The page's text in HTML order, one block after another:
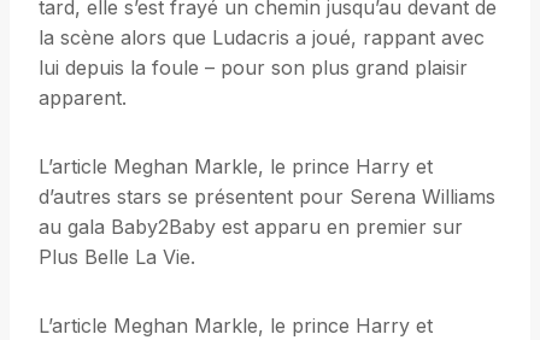
tard, elle s’est frayé un chemin jusqu’au devant de
la scène alors que Ludacris a joué, rappant avec
lui depuis la foule – pour son plus grand plaisir
apparent.
L’article Meghan Markle, le prince Harry et
d’autres stars se présentent pour Serena Williams
au gala Baby2Baby est apparu en premier sur
Plus Belle La Vie.
L’article Meghan Markle, le prince Harry et